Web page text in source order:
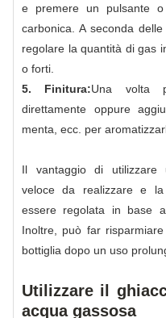
e premere un pulsante
carbonica. A seconda
regolare la quantità di gas
o forti.
5. Finitura:Una volta
direttamente oppure
menta, ecc. per
Il vantaggio di utilizzare
veloce da realizzare e
essere regolata in base
Inoltre, può far
bottiglia dopo un uso
Utilizzare il
acqua gassosa